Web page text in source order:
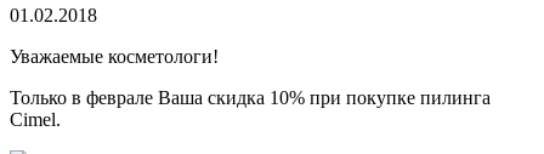
01.02.2018
Уважаемые косметологи!
Только в феврале Ваша скидка 10% при покупке пилинга
Cimel.